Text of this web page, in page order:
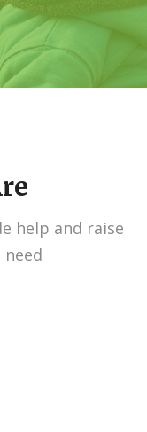
help and raise